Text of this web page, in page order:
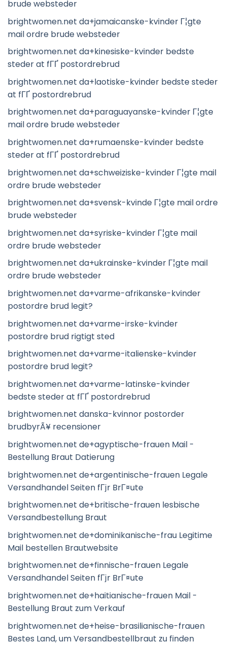
brude websteder
brightwomen.net da+jamaicanske-kvinder Г¦gte
mail ordre brude websteder
brightwomen.net da+kinesiske-kvinder bedste
steder at fГҐ postordrebrud
brightwomen.net da+laotiske-kvinder bedste steder
at fГҐ postordrebrud
brightwomen.net da+paraguayanske-kvinder Г¦gte
mail ordre brude websteder
brightwomen.net da+rumaenske-kvinder bedste
steder at fГҐ postordrebrud
brightwomen.net da+schweiziske-kvinder Г¦gte mail
ordre brude websteder
brightwomen.net da+svensk-kvinde Г¦gte mail ordre
brude websteder
brightwomen.net da+syriske-kvinder Г¦gte mail
ordre brude websteder
brightwomen.net da+ukrainske-kvinder Г¦gte mail
ordre brude websteder
brightwomen.net da+varme-afrikanske-kvinder
postordre brud legit?
brightwomen.net da+varme-irske-kvinder
postordre brud rigtigt sted
brightwomen.net da+varme-italienske-kvinder
postordre brud legit?
brightwomen.net da+varme-latinske-kvinder
bedste steder at fГҐ postordrebrud
brightwomen.net danska-kvinnor postorder
brudbyrÃ¥ recensioner
brightwomen.net de+agyptische-frauen Mail -
Bestellung Braut Datierung
brightwomen.net de+argentinische-frauen Legale
Versandhandel Seiten fГјr BrГ¤ute
brightwomen.net de+britische-frauen lesbische
Versandbestellung Braut
brightwomen.net de+dominikanische-frau Legitime
Mail bestellen Brautwebsite
brightwomen.net de+finnische-frauen Legale
Versandhandel Seiten fГјr BrГ¤ute
brightwomen.net de+haitianische-frauen Mail -
Bestellung Braut zum Verkauf
brightwomen.net de+heise-brasilianische-frauen
Bestes Land, um Versandbestellbraut zu finden